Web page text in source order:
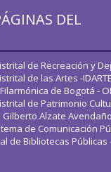
DEL
de Recreación y
de las Artes -
de Bogotá -
de Patrimonio
Alzate
de Comunicación
de Bibliotecas Públicas